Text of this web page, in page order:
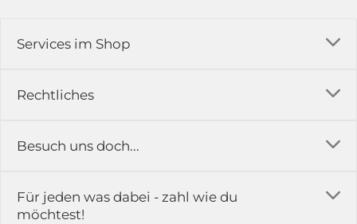
Rechtliches
Impressum
Rückgabe & Reklamation
Services im Shop
Versandkosten
Erfahrungsberichte & Bewertungen
Kontakt
Besuch uns doch...
in der Ausstellung...
Für jeden was dabei - zahl wie du
möchtest!